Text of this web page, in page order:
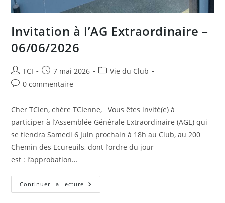
Invitation à l’AG Extraordinaire –
06/06/2026
Auteur/autrice
de
TCI
Publication
publiée :
7 mai 2026
PostVie du Club
Commentaires
la
publication :
0 commentaire
Cher TCIen, chère TCIenne, Vous êtes invité(e) à
participer à l’Assemblée Générale Extraordinaire (AGE) qui
se tiendra Samedi 6 Juin prochain à 18h au Club, au 200
Chemin des Ecureuils, dont l’ordre du jour
est : l’approbation…
Continuer La Lecture Invitation
À